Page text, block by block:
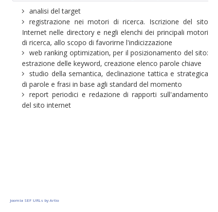
News
iComunicando
Chi ci ispira
Le nuvole
Graficamente
Apostrofando
Chi siamo
analisi del target
registrazione nei motori di ricerca. Iscrizione del sito
Internet nelle directory e negli elenchi dei principali motori
di ricerca, allo scopo di favorirne l'indicizzazione
web ranking optimization, per il posizionamento del sito:
estrazione delle keyword, creazione elenco parole chiave
studio della semantica, declinazione tattica e strategica
di parole e frasi in base agli standard del momento
report periodici e redazione di rapporti sull'andamento
del sito internet
Joomla SEF URLs by Artio